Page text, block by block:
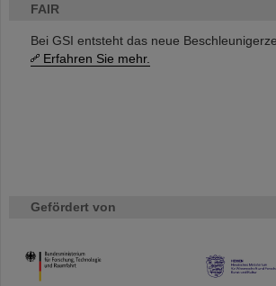
FAIR
Bei GSI entsteht das neue
Erfahren Sie mehr.
Gefördert von
HMWK